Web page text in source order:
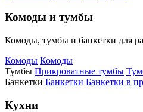
Комоды и тумбы
Комоды, тумбы и банкетки для
Комоды Комоды
Тумбы Прикроватные тумбы
Банкетки Банкетки Банкетки в
Кухни